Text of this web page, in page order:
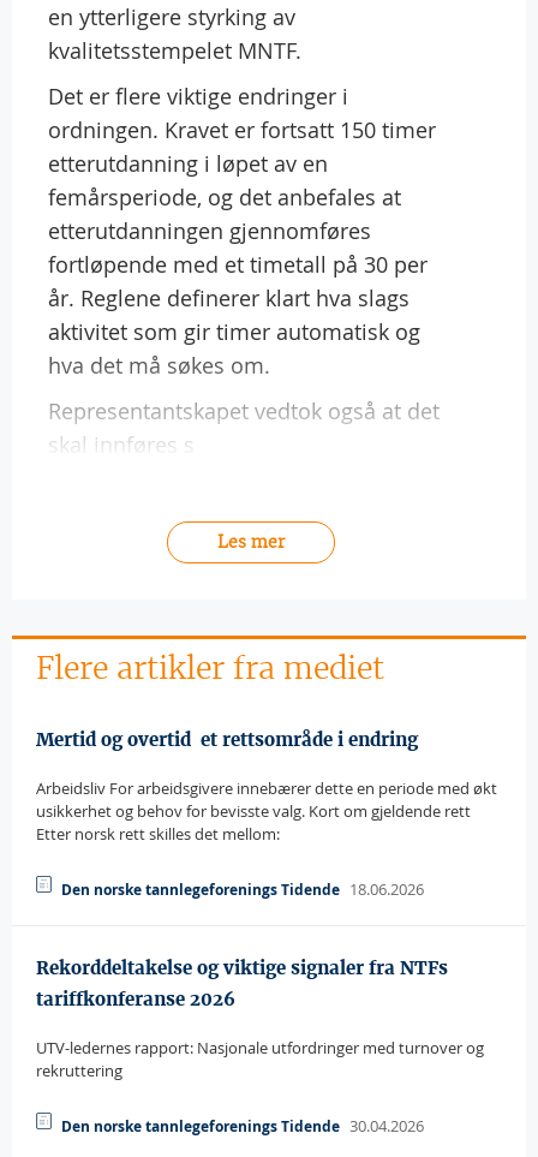
en ytterligere styrking av
kvalitetsstempelet MNTF.
Det er flere viktige endringer i
ordningen. Kravet er fortsatt 150 timer
etterutdanning i løpet av en
femårsperiode, og det anbefales at
etterutdanningen gjennomføres
fortløpende med et timetall på 30 per
år. Reglene definerer klart hva slags
aktivitet som gir timer automatisk og
hva det må søkes om.
Representantskapet vedtok også at det
skal innføres s
Les mer
Flere artikler fra mediet
Mertid og overtid  et rettsområde i endring
Arbeidsliv For arbeidsgivere innebærer dette en periode med økt
usikkerhet og behov for bevisste valg. Kort om gjeldende rett
Etter norsk rett skilles det mellom:
Den norske tannlegeforenings Tidende 18.06.2026
Rekorddeltakelse og viktige signaler fra NTFs
tariffkonferanse 2026
UTV-ledernes rapport: Nasjonale utfordringer med turnover og
rekruttering
Den norske tannlegeforenings Tidende 30.04.2026